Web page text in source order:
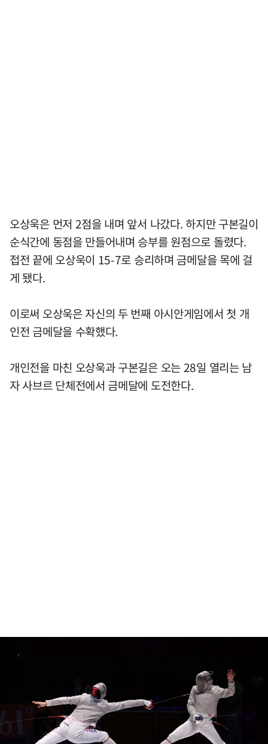
오상욱은 먼저 2점을 내며 앞서 나갔다. 하지만 구본길이
순식간에 동점을 만들어내며 승부를 원점으로 돌렸다.
접전 끝에 오상욱이 15-7로 승리하며 금메달을 목에 걸
게 됐다.
이로써 오상욱은 자신의 두 번째 아시안게임에서 첫 개
인전 금메달을 수확했다.
개인전을 마친 오상욱과 구본길은 오는 28일 열리는 남
자 사브르 단체전에서 금메달에 도전한다.